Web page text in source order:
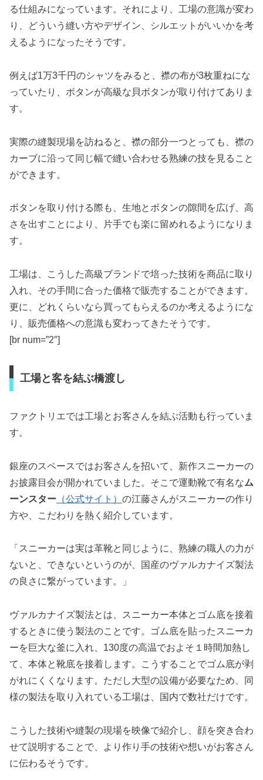
る仕組みになっています。それにより、工場の意識が変わ
り、どういう縫い方やデザイン、シルエットがいいかを考
えるようになったそうです。
例えば1万3千円のシャツをみると、襟の布が3枚重ねにな
っていたり、ボタンが高級な貝ボタンが取り付けてありま
す。
実際の縫製現場を訪ねると、襟の部分一つとっても、襟の
カーブに沿って同じ幅で縫い合わせる熟練の技を見ること
ができます。
ボタンを取り付ける際も、生地とボタンの隙間を広げ、高
さを出すことにより、片手でも楽に留めれるようになりま
す。
工場は、こうした高級ブランドで培った技術を商品に取り
入れ、その手間に合った価格で販売することができます。
更に、どれくらいなら買ってもらえるのか考えるようにな
り、販売価格への意識も変わってきたそうです。
[br num=”2″]
工場と客を結ぶ橋渡し
ファクトリエでは工場とお客さんを結ぶ活動も行っていま
す。
銀座のスペースではお客さんを招いて、新作スニーカーの
お披露目会が開かれていました。そこで運動靴で有名なム
ーンスター （公式サイト） の江藤さんがスニーカーの作り
方や、こだわりを熱く紹介しています。
「スニーカーは実は革靴と同じように、熟練の職人の力が
ないと、できないというのが、国産のヴァルカナイズ製法
の良さに繋がっています。」
ヴァルカナイズ製法とは、スニーカー本体とゴム底を接着
するときに使う製法のことです。ゴム底を貼ったスニーカ
ーを巨大な釜に入れ、130度の高温でおよそ１時間加熱し
て、本体と靴底を接着します。こうすることでゴム底が剥
がれにくくなります。ただし大型の設備が必要なため、同
様の製法を取り入れている工場は、国内で数社だけです。
こうした技術や縫製の現場を映像で紹介し、顔を突き合わ
せて説明することで、より作り手の技術や想いがお客さん
に伝わるそうです。